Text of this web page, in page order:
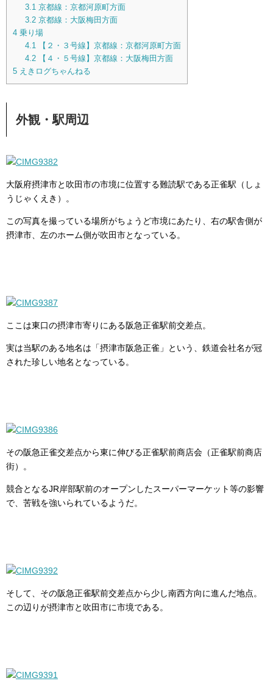
3.1京都線：京都河原町方面
3.2京都線：大阪梅田方面
4 乗り場
4.1【２・３号線】京都線：京都河原町方面
4.2【４・５号線】京都線：大阪梅田方面
5 えきログちゃんねる
外観・駅周辺
大阪府摂津市と吹田市の市境に位置する難読駅である正雀駅（しょ
うじゃくえき）。
この写真を撮っている場所がちょうど市境にあたり、右の駅舎側が
摂津市、左のホーム側が吹田市となっている。
ここは東口の摂津市寄りにある阪急正雀駅前交差点。
実は当駅のある地名は「摂津市阪急正雀」という、鉄道会社名が冠
された珍しい地名となっている。
その阪急正雀交差点から東に伸びる正雀駅前商店会（正雀駅前商店
街）。
競合となるJR岸部駅前のオープンしたスーパーマーケット等の影響
で、苦戦を強いられているようだ。
そして、その阪急正雀駅前交差点から少し南西方向に進んだ地点。
この辺りが摂津市と吹田市に市境である。